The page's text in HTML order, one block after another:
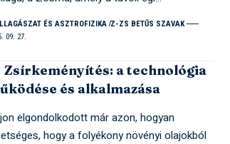
ÉS ASZTROFIZIKA Z-ZS BETŰS SZAVAK
09. 27.
Zsírkeményítés: a technológia
és alkalmazása
elgondolkodott már azon, hogyan
hogy a folyékony növényi olajokból